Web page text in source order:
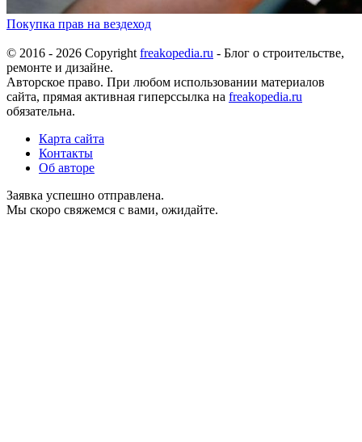
Покупка прав на вездеход
© 2016 - 2026 Copyrightfreakopedia.ru - Блог о строительстве,
ремонте и дизайне.
Авторское право. При любом использовании материалов
сайта, прямая активная гиперссылка на freakopedia.ru
обязательна.
Карта сайта
Контакты
Об авторе
Заявка успешно отправлена.
Мы скоро свяжемся с вами, ожидайте.